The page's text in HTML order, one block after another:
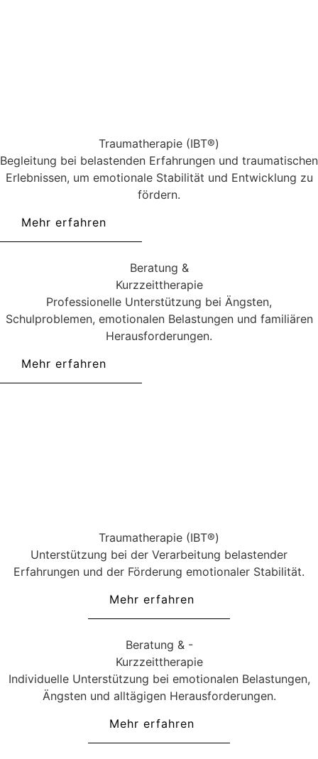
Traumatherapie (IBT®)
Begleitung bei belastenden Erfahrungen und traumatischen
Erlebnissen, um emotionale Stabilität und Entwicklung zu
fördern.
Mehr erfahren
Beratung &
Kurzzeittherapie
Professionelle Unterstützung bei Ängsten,
Schulproblemen, emotionalen Belastungen und familiären
Herausforderungen.
Mehr erfahren
Traumatherapie (IBT®)
Unterstützung bei der Verarbeitung belastender
Erfahrungen und der Förderung emotionaler Stabilität.
Mehr erfahren
Beratung & -
Kurzzeittherapie
Individuelle Unterstützung bei emotionalen Belastungen,
Ängsten und alltägigen Herausforderungen.
Mehr erfahren